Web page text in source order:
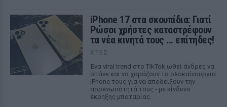
iPhone 17 στα σκουπίδια: Γιατί
Ρώσοι χρήστες καταστρέφουν
τα νέα κινητά τους ... επίτηδες!
ΧΤΕΣ
Ένα viral trend στο TikTok ωθεί άνδρες να
σπάνε και να χαράζουν τα ολοκαίνουργια
iPhone τους για να αποδείξουν την
αρρενωπότητά τους - με κίνδυνο
έκρηξης μπαταρίας.